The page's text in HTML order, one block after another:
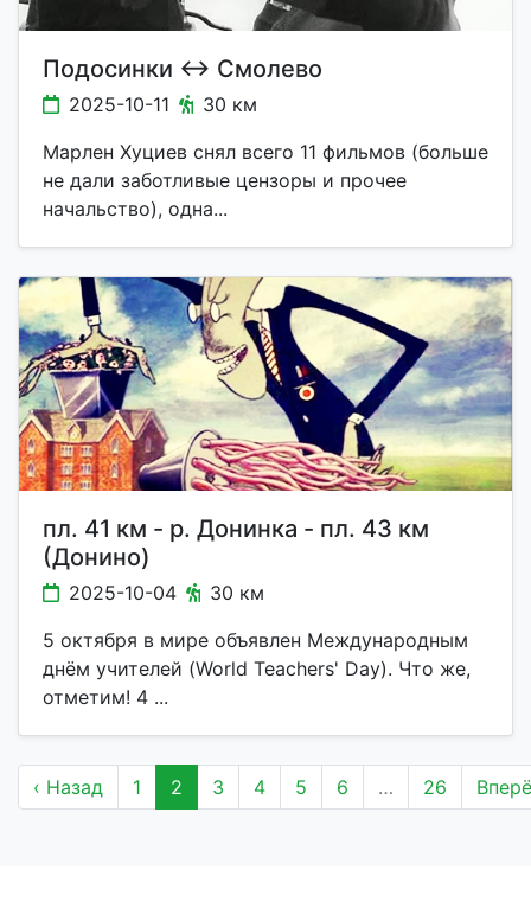
Подосинки ↔ Смолево
2025-10-11
30 км
Марлен Хуциев снял всего 11 фильмов (больше
не дали заботливые цензоры и прочее
начальство), одна...
пл. 41 км - р. Донинка - пл. 43 км
(Донино)
2025-10-04
30 км
5 октября в мире объявлен Международным
днём учителей (World Teachers' Day). Что же,
отметим! 4 ...
‹ Назад 1 2 3 4 5 6 … 26